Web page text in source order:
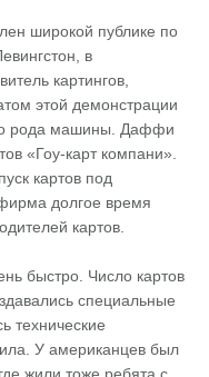
широкой публике по
в
картингов,
этой демонстрации
рода машины. Даффи
«Гоу-карт компани».
картов под
долгое время
картов.
быстро. Число картов
специальные
технические
У американцев был